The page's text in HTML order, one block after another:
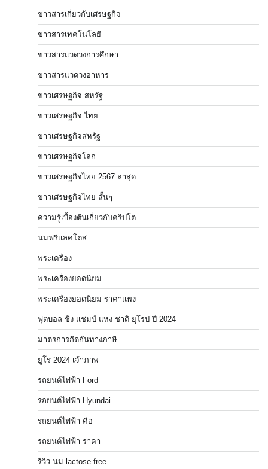
ข่าวสารเกี่ยวกับเศรษฐกิจ
ข่าวสารเทคโนโลยี
ข่าวสารแวดวงการศึกษา
ข่าวสารแวดวงอาหาร
ข่าวเศรษฐกิจ สหรัฐ
ข่าวเศรษฐกิจ ไทย
ข่าวเศรษฐกิจสหรัฐ
ข่าวเศรษฐกิจโลก
ข่าวเศรษฐกิจไทย 2567 ล่าสุด
ข่าวเศรษฐกิจไทย สั้นๆ
ความรู้เบื้องต้นเกี่ยวกับคริปโต
นมฟรีแลคโตส
พระเครื่อง
พระเครื่องยอดนิยม
พระเครื่องยอดนิยม ราคาแพง
ฟุตบอล ชิง แชมป์ แห่ง ชาติ ยุโรป ปี 2024
มาตรการกีดกันทางภาษี
ยูโร 2024 เจ้าภาพ
รถยนต์ไฟฟ้า Ford
รถยนต์ไฟฟ้า Hyundai
รถยนต์ไฟฟ้า คือ
รถยนต์ไฟฟ้า ราคา
รีวิว นม lactose free